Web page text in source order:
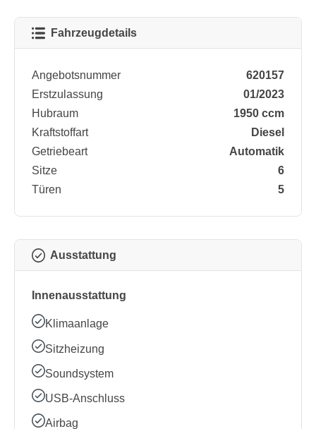
Fahrzeugdetails
Angebotsnummer
620157
Erstzulassung
01/2023
Hubraum
1950 ccm
Kraftstoffart
Diesel
Getriebeart
Automatik
Sitze
6
Türen
5
Ausstattung
Innenausstattung
Klimaanlage
Sitzheizung
Soundsystem
USB-Anschluss
Airbag